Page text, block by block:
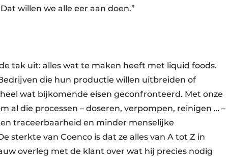
willen we alle eer aan doen.”
tak uit: alles wat te maken heeft met liquid foods.
die hun productie willen uitbreiden of
wat bijkomende eisen geconfronteerd. Met onze
al die processen – doseren, verpompen, reinigen … –
traceerbaarheid en minder menselijke
sterkte van Coenco is dat ze alles van A tot Z in
overleg met de klant over wat hij precies nodig